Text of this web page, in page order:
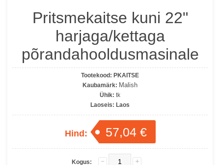
Pritsmekaitse kuni 22"
harjaga/kettaga
põrandahooldusmasinale
Tootekood: PKAITSE
Kaubamärk: Malish
Ühik: tk
Laoseis: Laos
Hind: 57,04 €
Kogus: